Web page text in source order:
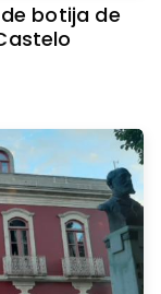
botija de